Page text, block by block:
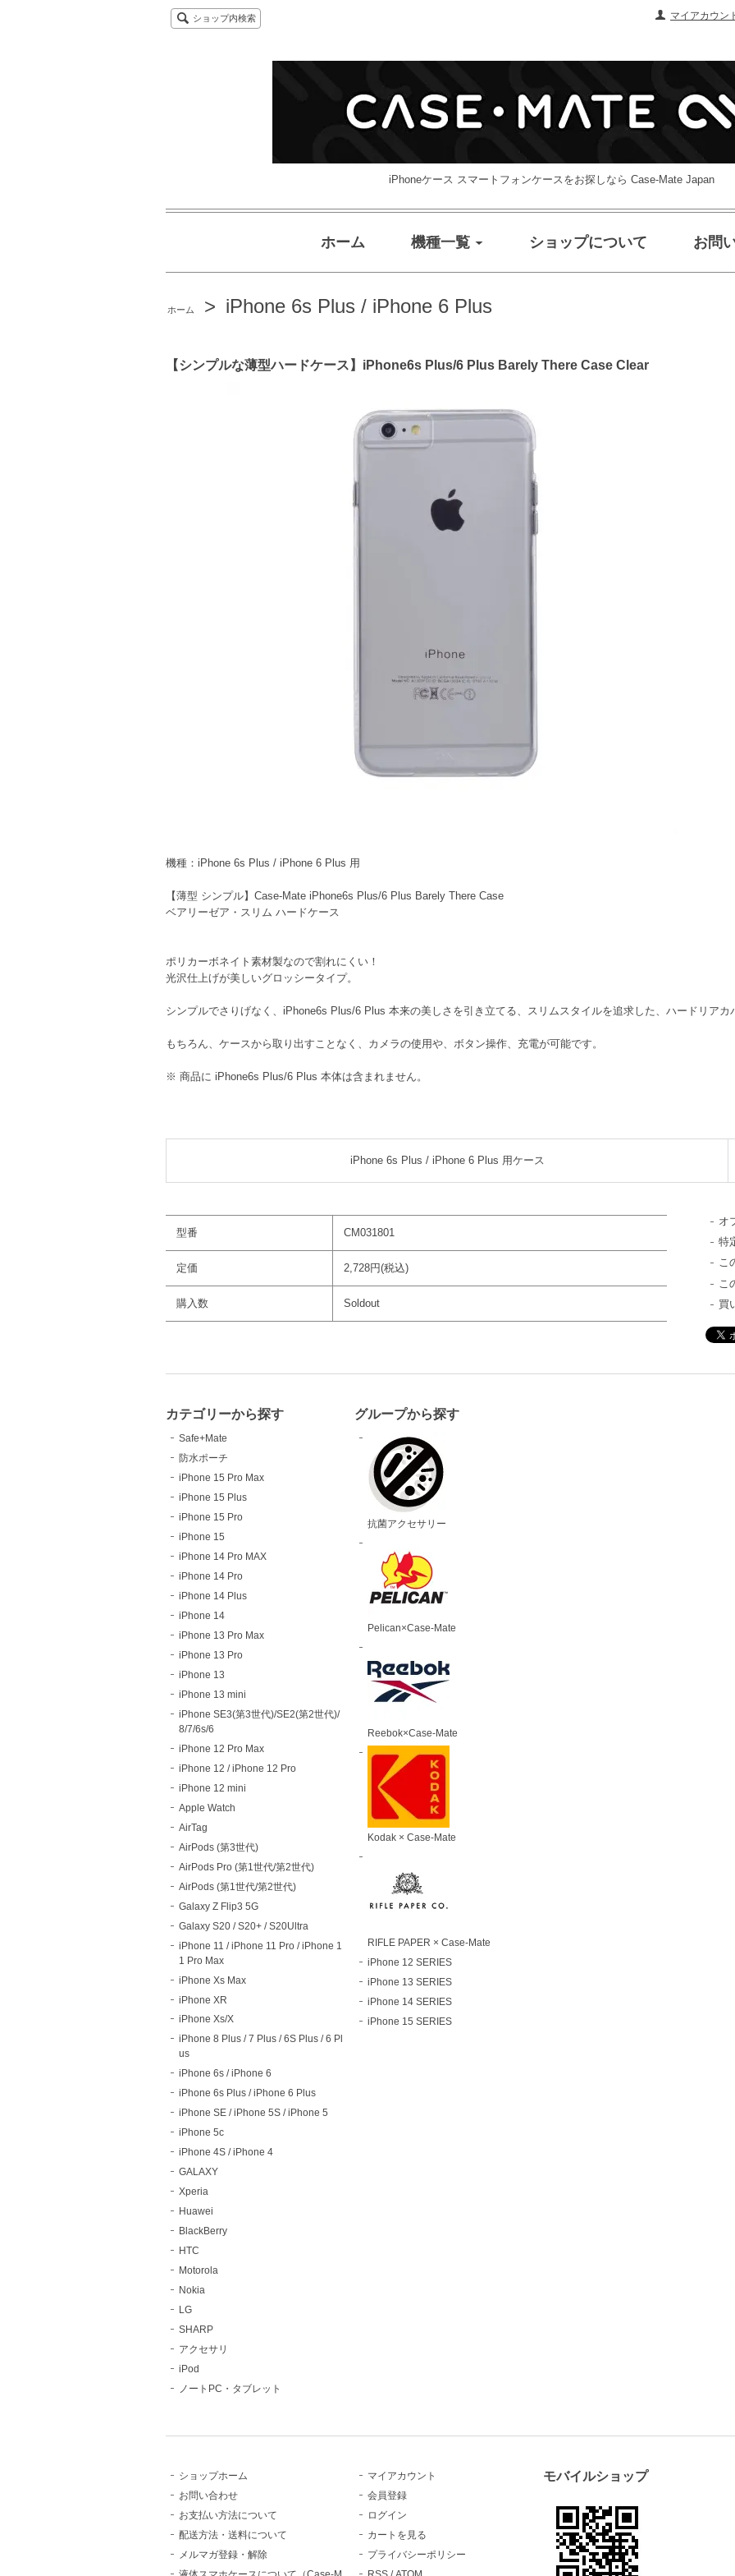
マイアカウン
ショップ内検索
iPhoneケース スマートフォンケースをお探しなら Case-Mate Japan
ホーム 機種一覧 ショップについて お問
ホーム > iPhone 6s Plus / iPhone 6 Plus
【シンプルな薄型ハードケース】iPhone6s Plus/6 Plus Barely There Case Clear
機種：iPhone 6s Plus / iPhone 6 Plus 用
【薄型 シンプル】Case-Mate iPhone6s Plus/6 Plus Barely There Case
ベアリーゼア・スリム ハードケース
ポリカーボネイト素材製なので割れにくい！
光沢仕上げが美しいグロッシータイプ。
シンプルでさりげなく、iPhone6s Plus/6 Plus 本来の美しさを引き立てる、スリムスタイルを追求した、ハードリアカ
もちろん、ケースから取り出すことなく、カメラの使用や、ボタン操作、充電が可能です。
※ 商品に iPhone6s Plus/6 Plus 本体は含まれません。
iPhone 6s Plus / iPhone 6 Plus 用ケース
型番 CM031801
定価 2,728円(税込)
購入数 Soldout
オ
特
こ
こ
買
カテゴリーから探す
Safe+Mate
防水ポーチ
iPhone 15 Pro Max
iPhone 15 Plus
iPhone 15 Pro
iPhone 15
iPhone 14 Pro MAX
iPhone 14 Pro
iPhone 14 Plus
iPhone 14
iPhone 13 Pro Max
iPhone 13 Pro
iPhone 13
iPhone 13 mini
iPhone SE3(第3世代)/SE2(第2世代)/
8/7/6s/6
iPhone 12 Pro Max
iPhone 12 / iPhone 12 Pro
iPhone 12 mini
Apple Watch
AirTag
AirPods (第3世代)
AirPods Pro (第1世代/第2世代)
AirPods (第1世代/第2世代)
Galaxy Z Flip3 5G
Galaxy S20 / S20+ / S20Ultra
iPhone 11 / iPhone 11 Pro / iPhone 1
1 Pro Max
iPhone Xs Max
iPhone XR
iPhone Xs/X
iPhone 8 Plus / 7 Plus / 6S Plus / 6 Pl
us
iPhone 6s / iPhone 6
iPhone 6s Plus / iPhone 6 Plus
iPhone SE / iPhone 5S / iPhone 5
iPhone 5c
iPhone 4S / iPhone 4
GALAXY
Xperia
Huawei
BlackBerry
HTC
Motorola
Nokia
LG
SHARP
アクセサリ
iPod
ノートPC・タブレット
グループから探す
抗菌アクセサリー
Pelican×Case-Mate
Reebok×Case-Mate
Kodak × Case-Mate
RIFLE PAPER × Case-Mate
iPhone 12 SERIES
iPhone 13 SERIES
iPhone 14 SERIES
iPhone 15 SERIES
ショップホーム
お問い合わせ
お支払い方法について
配送方法・送料について
メルマガ登録・解除
マイアカウント
会員登録
ログイン
カートを見る
プライバシーポリシー
モバイルショップ